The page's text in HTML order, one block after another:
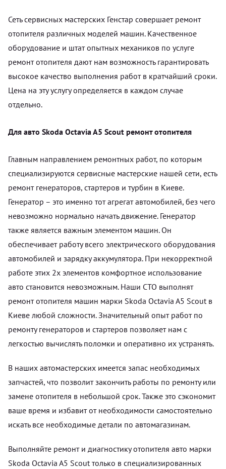
Сеть сервисных мастерских Генстар совершает ремонт
отопителя различных моделей машин. Качественное
оборудование и штат опытных механиков по услуге
ремонт отопителя дают нам возможность гарантировать
высокое качество выполнения работ в кратчайший сроки.
Цена на эту услугу определяется в каждом случае
отдельно.
Для авто Skoda Octavia A5 Scout ремонт отопителя
Главным направлением ремонтных работ, по которым
специализируются сервисные мастерские нашей сети, есть
ремонт генераторов, стартеров и турбин в Киеве.
Генератор – это именно тот агрегат автомобилей, без чего
невозможно нормально начать движение. Генератор
также является важным элементом машин. Он
обеспечивает работу всего электрического оборудования
автомобилей и зарядку аккумулятора. При некорректной
работе этих 2х элементов комфортное использование
авто становится невозможным. Наши СТО выполнят
ремонт отопителя машин марки Skoda Octavia A5 Scout в
Киеве любой сложности. Значительный опыт работ по
ремонту генераторов и стартеров позволяет нам с
легкостью вычислять поломки и оперативно их устранять.
В наших автомастерских имеется запас необходимых
запчастей, что позволит закончить работы по ремонту или
замене отопителя в небольшой срок. Также это сэкономит
ваше время и избавит от необходимости самостоятельно
искать все необходимые детали по автомагазинам.
Выполняйте ремонт и диагностику отопителя авто марки
Skoda Octavia A5 Scout только в специализированных